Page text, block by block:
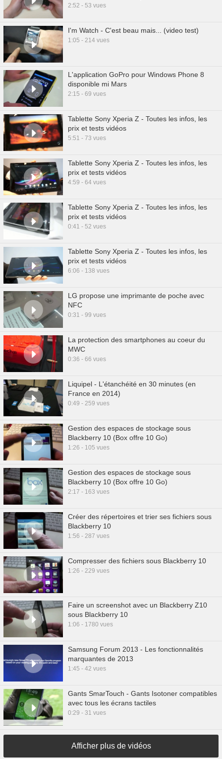
2:52 - 53 vues
I'm Watch - C'est beau mais... (video test)
1:05 - 214 vues
L'application GoPro pour Windows Phone 8
disponible mi Mars
2:15 - 69 vues
Tablette Sony Xperia Z - Toutes les infos, les
prix et tests vidéos
5:51 - 73 vues
Tablette Sony Xperia Z - Toutes les infos, les
prix et tests vidéos
4:59 - 64 vues
Tablette Sony Xperia Z - Toutes les infos, les
prix et tests vidéos
0:41 - 52 vues
Tablette Sony Xperia Z - Toutes les infos, les
prix et tests vidéos
6:06 - 138 vues
LG propose une imprimante de poche avec
NFC
0:31 - 99 vues
La protection des smartphones au coeur du
MWC
0:36 - 66 vues
Liquipel - L'étanchéité en 30 minutes (en
France en 2014)
0:49 - 259 vues
Gestion des espaces de stockage sous
Blackberry 10 (Box offre 10 Go)
1:26 - 105 vues
Gestion des espaces de stockage sous
Blackberry 10 (Box offre 10 Go)
2:17 - 163 vues
Créer des répertoires et trier ses fichiers sous
Blackberry 10
1:56 - 287 vues
Compresser des fichiers sous Blackberry 10
1:26 - 229 vues
Faire un screenshot avec un Blackberry Z10
sous Blackberry 10
1:06 - 1780 vues
Samsung Forum 2013 - Les fonctionnalités
marquantes de 2013
1:45 - 42 vues
Gants SmarTouch - Gants Isotoner compatibles
avec tous les écrans tactiles
0:29 - 31 vues
Afficher plus de vidéos